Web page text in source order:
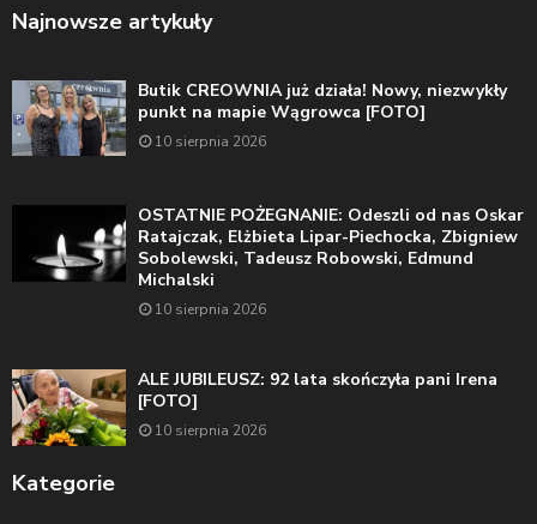
Najnowsze artykuły
Butik CREOWNIA już działa! Nowy, niezwykły
punkt na mapie Wągrowca [FOTO]
10 sierpnia 2026
OSTATNIE POŻEGNANIE: Odeszli od nas Oskar
Ratajczak, Elżbieta Lipar-Piechocka, Zbigniew
Sobolewski, Tadeusz Robowski, Edmund
Michalski
10 sierpnia 2026
ALE JUBILEUSZ: 92 lata skończyła pani Irena
[FOTO]
10 sierpnia 2026
Kategorie